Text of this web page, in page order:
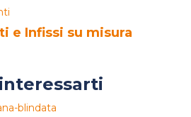
e Infissi su misura